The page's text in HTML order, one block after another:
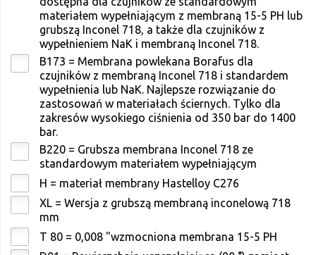
materiałem wypełniającym z membraną 15-5 PH lub
grubszą Inconel 718, a także dla czujników z
wypełnieniem NaK i membraną Inconel 718.
B173 = Membrana powlekana Borafus dla
czujników z membraną Inconel 718 i standardem
wypełnienia lub NaK. Najlepsze rozwiązanie do
zastosowań w materiałach ściernych. Tylko dla
zakresów wysokiego ciśnienia od 350 bar do 1400
bar.
B220 = Grubsza membrana Inconel 718 ze
standardowym materiałem wypełniającym
H = materiał membrany Hastelloy C276
XL = Wersja z grubszą membraną inconelową 718
mm
T 80 = 0,008 "wzmocniona membrana 15-5 PH